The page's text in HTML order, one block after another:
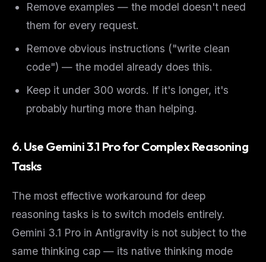
Remove examples — the model doesn't need
them for every request.
Remove obvious instructions ("write clean
code") — the model already does this.
Keep it under 300 words. If it's longer, it's
probably hurting more than helping.
6. Use Gemini 3.1 Pro for Complex Reasoning
Tasks
The most effective workaround for deep
reasoning tasks is to switch models entirely.
Gemini 3.1 Pro in Antigravity is not subject to the
same thinking cap — its native thinking mode